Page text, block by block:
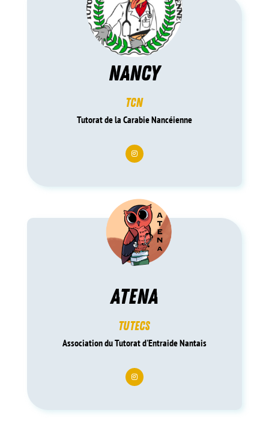
NANCY
TCN
Tutorat de la Carabie Nancéienne
ATENa
tutecs
Association du Tutorat d'Entraide Nantais